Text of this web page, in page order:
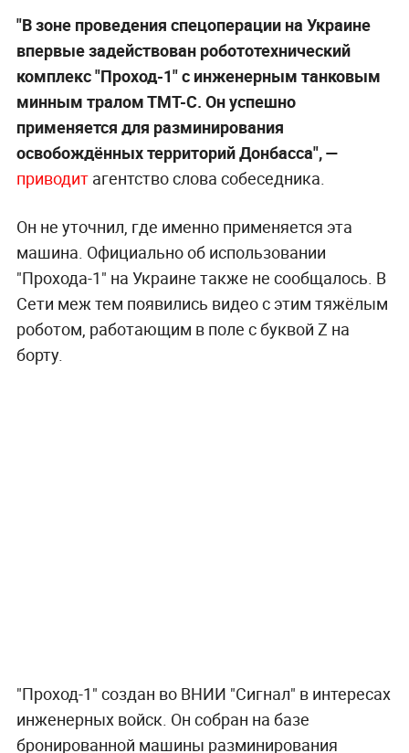
"В зоне проведения спецоперации на Украине
впервые задействован робототехнический
комплекс "Проход-1" с инженерным танковым
минным тралом ТМТ-С. Он успешно
применяется для разминирования
освобождённых территорий Донбасса", —
приводит агентство слова собеседника.
Он не уточнил, где именно применяется эта
машина. Официально об использовании
"Прохода-1" на Украине также не сообщалось. В
Сети меж тем появились видео с этим тяжёлым
роботом, работающим в поле с буквой Z на
борту.
"Проход-1" создан во ВНИИ "Сигнал" в интересах
инженерных войск. Он собран на базе
бронированной машины разминирования